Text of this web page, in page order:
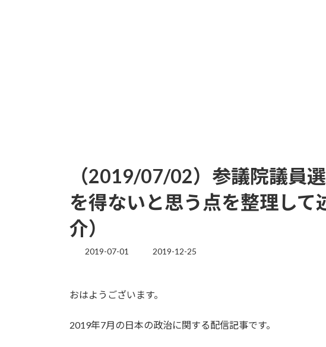
（2019/07/02）参議院議員
を得ないと思う点を整理し
介）
2019-07-01
最
日
:
2019-12-25
おはようございます。
2019年7月の日本の政治に関する配信記事です。